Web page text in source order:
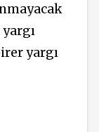
yargı